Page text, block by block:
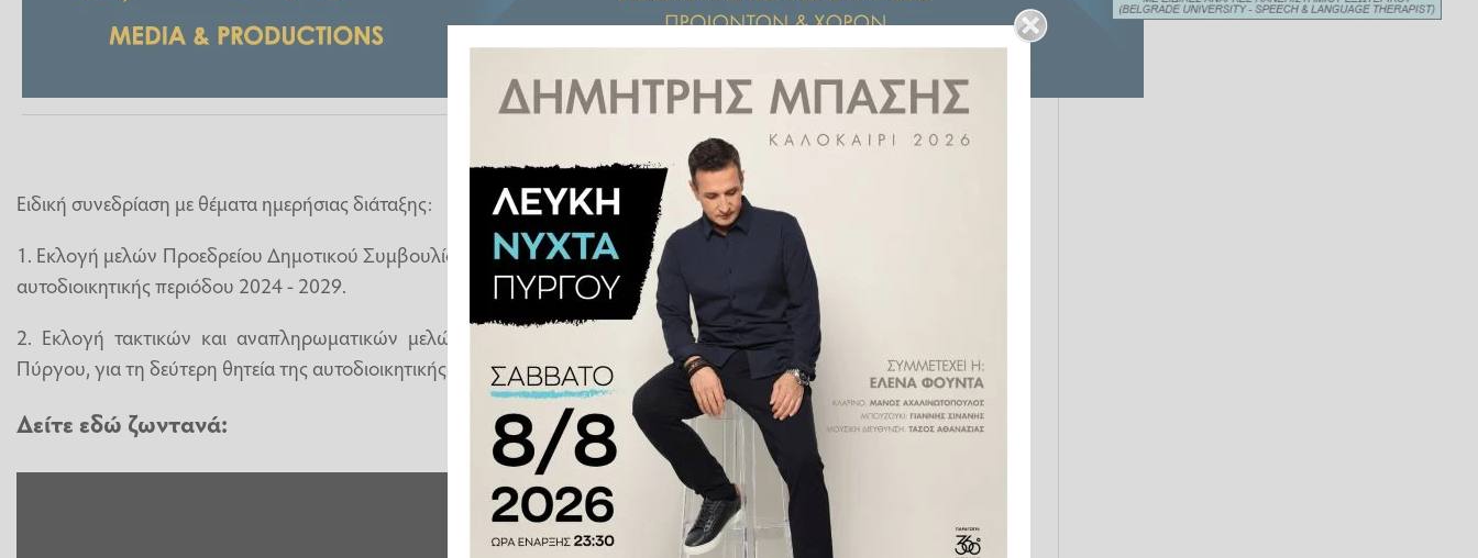
Ειδική συνεδρίαση με θέματα ημερήσιας διάταξης:
1. Εκλογή μελών Προεδρείου Δημοτικού Συμβουλίου Πύργου, για τη δεύτερη θητεία της
αυτοδιοικητικής περιόδου 2024 - 2029.
2. Εκλογή τακτικών και αναπληρωματικών μελών της Δημοτικής Επιτροπής Δήμου
Πύργου, για τη δεύτερη θητεία της αυτοδιοικητικής περιόδου 2024 - 2029 .
Δείτε εδώ ζωντανά: